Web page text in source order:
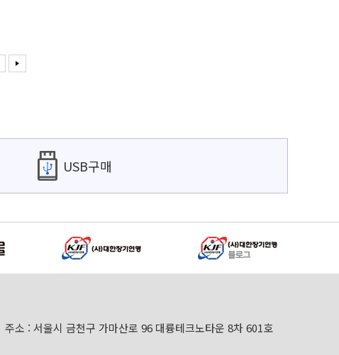
USB구매
주소 : 서울시 금천구 가마산로 96 대륭테크노타운 8차 601호